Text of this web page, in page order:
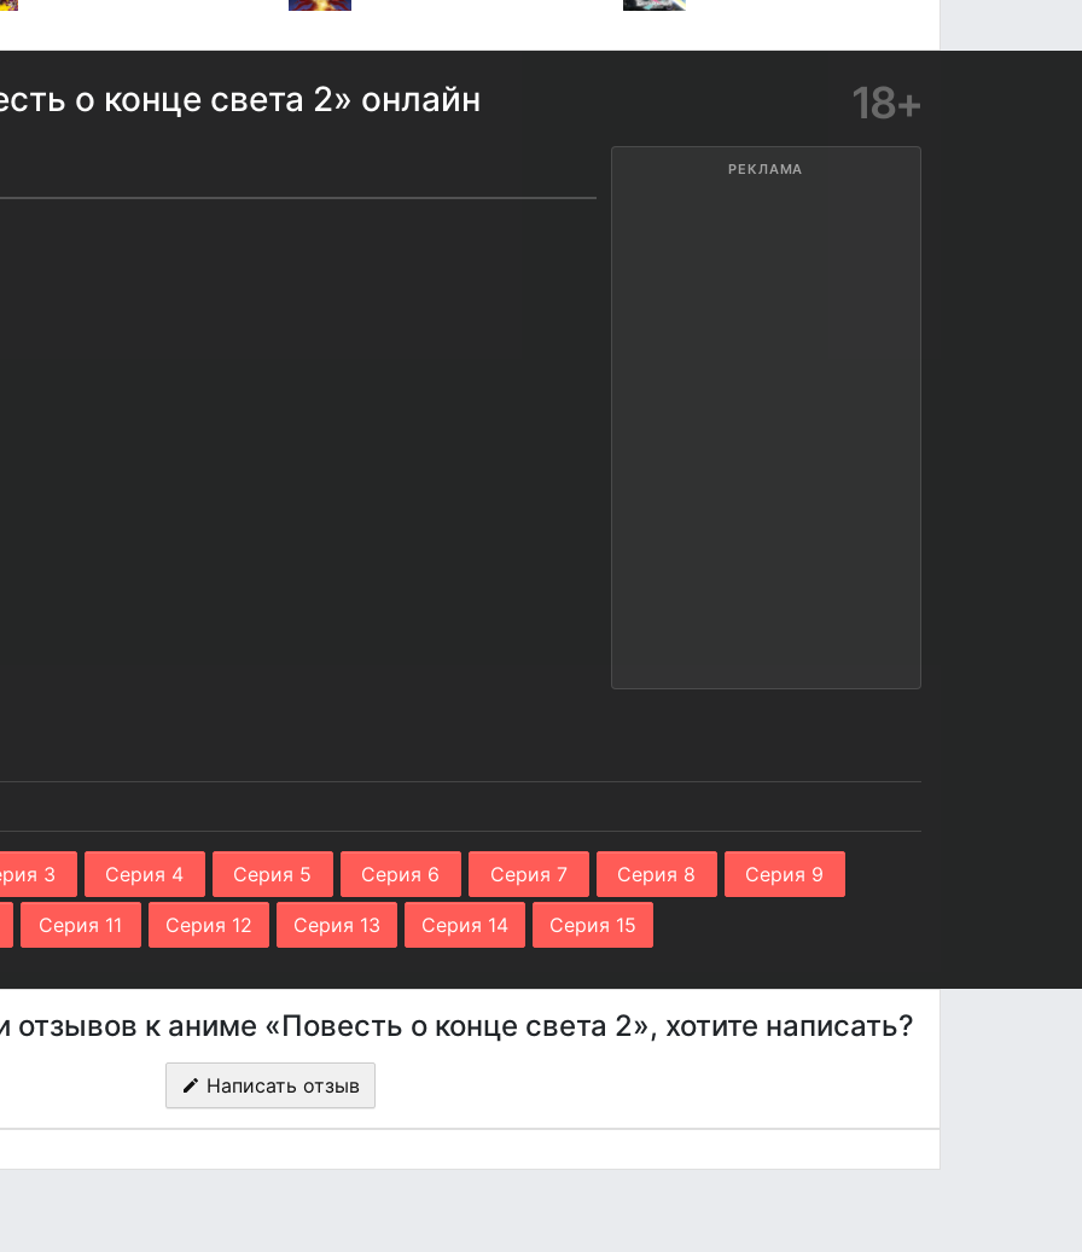
о конце света 2» онлайн 18+
РЕКЛАМА
3 Серия 4 Серия 5 Серия 6 Серия 7 Серия 8 Серия 9
Серия 11 Серия 12 Серия 13 Серия 14 Серия 15
отзывов к аниме «Повесть о конце света 2», хотите написать?
Написать отзыв